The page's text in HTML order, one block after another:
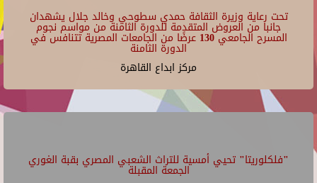
تحت رعاية وزيرة الثقافة حمدي سطوحي وخالد جلال يشهدان
جانبا من العروض المتقدمة للدورة الثامنة من مواسم نجوم
المسرح الجامعي 130 عرضًا من الجامعات المصرية تتنافس في
الدورة الثامنة
مركز ابداع القاهرة
"فلكلوريتا" تحيي أمسية للتراث الشعبي المصري بقبة الغوري
الجمعة المقبلة